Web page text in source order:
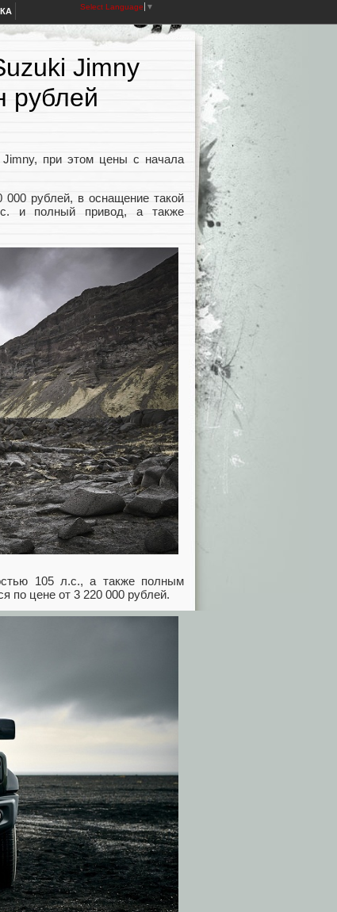
Select Language ▼
Jimny
рублей
при этом цены с начала
000 рублей, в оснащение такой
и полный привод, а также
105 л.с., а также полным
по цене от 3 220 000 рублей.